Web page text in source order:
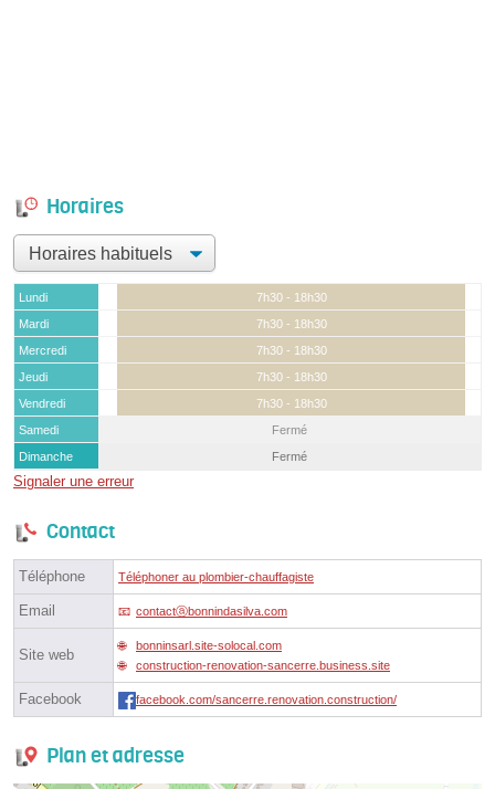
Horaires
Lundi
7h30 - 18h30
Mardi
7h30 - 18h30
Mercredi
7h30 - 18h30
Jeudi
7h30 - 18h30
Vendredi
7h30 - 18h30
Samedi
Fermé
Dimanche
Fermé
Signaler une erreur
Contact
Téléphone Téléphoner au plombier-chauffagiste
Email contactⓐbonnindasilva.com
Site web
bonninsarl.site-solocal.com
construction-renovation-sancerre.business.site
Facebook facebook.com/sancerre.renovation.construction/
Plan et adresse